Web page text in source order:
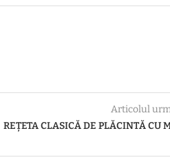
Articolul
REȚETA CLASICĂ DE PLĂCINTĂ CU